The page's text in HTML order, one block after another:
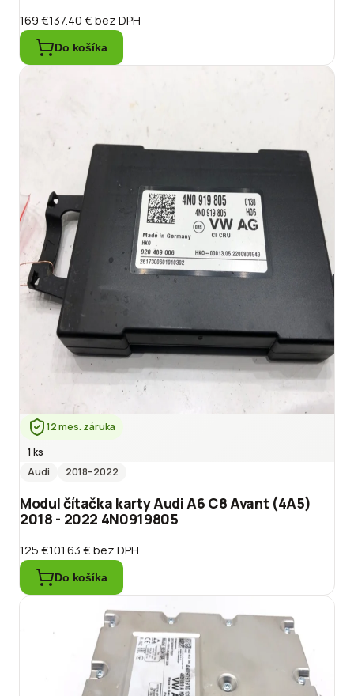
169 €137.40 €bez DPH
Do košíka
12 mes. záruka
1 ks
Audi
2018–2022
Modul čítačka karty Audi A6 C8 Avant (4A5)
2018 - 2022 4N0919805
125 €101.63 €bez DPH
Do košíka